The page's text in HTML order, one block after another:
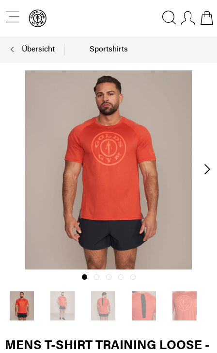
Übersicht Sportshirts
MENS T-SHIRT TRAINING LOOSE -